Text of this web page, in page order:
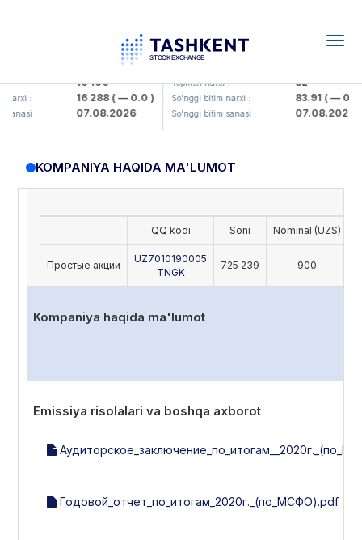
16 100
: 16 288( — 0.0 )
: 07.08.2026
KFSK (<Kafolat sug'urta
Yopilish narxi : 82
So'nggi bitim narxi : 83.91( — 0.0 )
So'nggi bitim sanasi : 07.08.2026
KOMPANIYA HAQIDA MA'LUMOT
QQ kodi Soni Nominal (UZS)
Простые акции
UZ7010190005
TNGK
725 239 900
Kompaniya haqida ma'lumot
Emissiya risolalari va boshqa axborot
Годовой_отчет_по_итогам_2020г._(по_МСФО).pdf